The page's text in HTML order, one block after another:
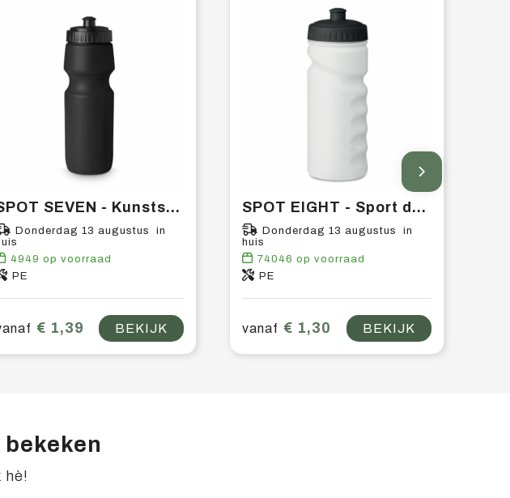
SPOT SEVEN - Kunststof bidon 700 ml
Donderdag 13 augustus in
4949 op voorraad
PE
€ 1,39 BEKIJK
SPOT EIGHT - Sport drinkfles 500 ml
Donderdag 13 augustus in
huis
74046 op voorraad
PE
vanaf € 1,30 BEKIJK
hè!